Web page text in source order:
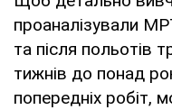
проаналізували
та після польотів
тижнів до понад
попередніх робіт,